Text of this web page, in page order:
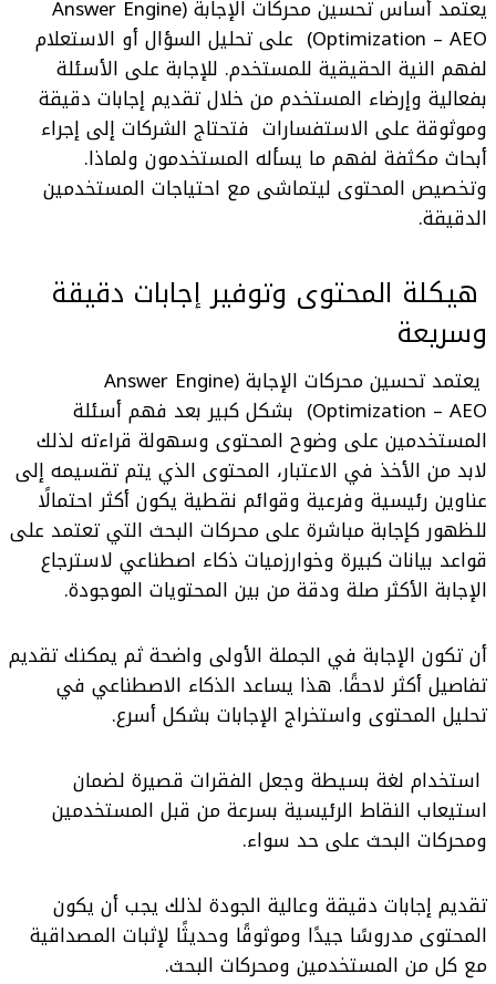
يعتمد أساس
تحسين محركات الإجابة (Answer Engine
Optimization – AEO) على تحليل السؤال أو الاستعلام
لفهم النية الحقيقية للمستخدم. للإجابة على الأسئلة
بفعالية وإرضاء المستخدم من خلال تقديم إجابات دقيقة
وموثوقة على الاستفسارات فتحتاج الشركات إلى إجراء
أبحاث مكثفة لفهم ما يسأله المستخدمون ولماذا.
وتخصيص المحتوى ليتماشى مع احتياجات المستخدمين
الدقيقة.
هيكلة المحتوى وتوفير إجابات دقيقة
وسريعة
يعتمد
تحسين محركات الإجابة (Answer Engine
Optimization – AEO) بشكل كبير بعد فهم أسئلة
المستخدمين على وضوح المحتوى وسهولة قراءته لذلك
لابد من الأخذ في الاعتبار، المحتوى الذي يتم تقسيمه إلى
عناوين رئيسية وفرعية وقوائم نقطية يكون أكثر احتمالًا
للظهور كإجابة مباشرة على محركات البحث التي تعتمد على
قواعد بيانات كبيرة وخوارزميات ذكاء اصطناعي لاسترجاع
الإجابة الأكثر صلة ودقة من بين المحتويات الموجودة.
أن تكون الإجابة في الجملة الأولى واضحة ثم يمكنك تقديم
تفاصيل أكثر لاحقًا. هذا يساعد الذكاء الاصطناعي في
تحليل المحتوى واستخراج الإجابات بشكل أسرع.
استخدام لغة بسيطة وجعل الفقرات قصيرة لضمان
استيعاب النقاط الرئيسية بسرعة من قبل المستخدمين
ومحركات البحث على حد سواء.
تقديم إجابات دقيقة وعالية الجودة لذلك يجب أن يكون
المحتوى مدروسًا جيدًا وموثوقًا وحديثًا لإثبات المصداقية
مع كل من المستخدمين ومحركات البحث.